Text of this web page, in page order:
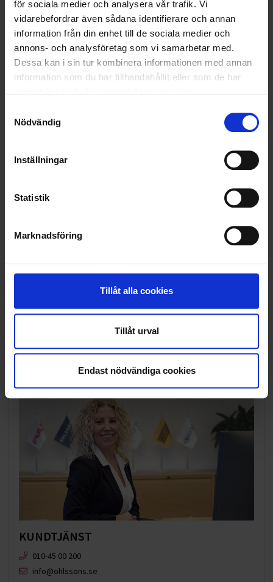
för sociala medier och analysera vår trafik. Vi
vidarebefordrar även sådana identifierare och annan
information från din enhet till de sociala medier och
annons- och analysföretag som vi samarbetar med.
Dessa kan i sin tur kombinera informationen med annan
information som du har tillhandahållit eller som de har
Nödvändig
Inställningar
Statistik
Marknadsföring
Tillåt alla cookies
Tillåt urval
Endast nödvändiga cookies
ALLA
HÅLLBARHET
OHLSSONS REGION SYD
OHLSSONS REGION VÄST
SAMARBETEN
KUNDTJÄNST
010-45 00 200​
info@ohlssons.se